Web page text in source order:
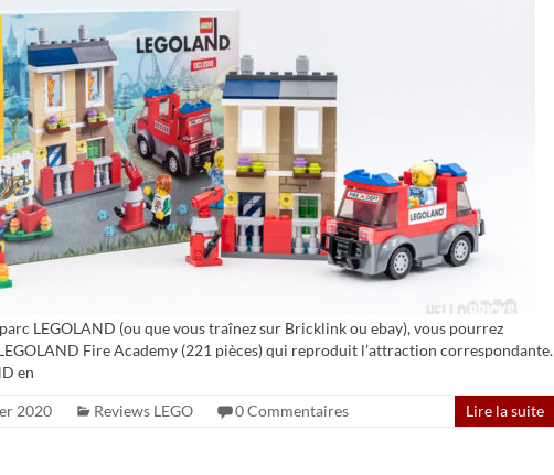
LEGOLAND (ou que vous traînez sur Bricklink ou ebay), vous pourrez
Fire Academy (221 pièces) qui reproduit l’attraction correspondante.
en
2020 Reviews LEGO 0 Commentaires Lire la suite